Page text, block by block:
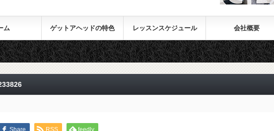
ム ゲットアヘッドの特色 レッスンスケジュール 会社概要
Share RSS feedly